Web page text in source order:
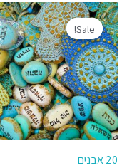
Sale!
Sale!
20 אבנים
המחיר
המקורי
היה:
₪150.00.
המחיר
הנוכחי
הוא:
₪130.00.